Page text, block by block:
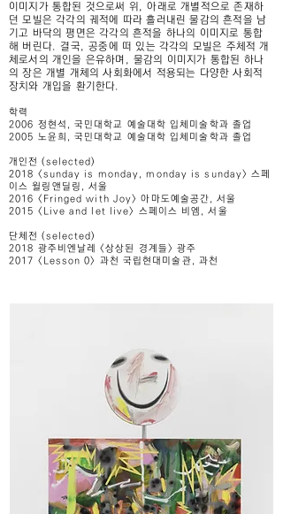
이미지가 통합된 것으로써 위, 아래로 개별적으로 존재하
던 모빌은 각각의 궤적에 따라 흘러내린 물감의 흔적을 남
기고 바닥의 평면은 각각의 흔적을 하나의 이미지로 통합
해 버린다. 결국, 공중에 떠 있는 각각의 모빌은 주체적 개
체로서의 개인을 은유하며, 물감의 이미지가 통합된 하나
의 장은 개별 개체의 사회화에서 적용되는 다양한 사회적
장치와 개입을 환기한다.
학력
2006 정현석, 국민대학교 예술대학 입체미술학과 졸업
2005 노윤희, 국민대학교 예술대학 입체미술학과 졸업
개인전 (selected)
2018 <sunday is monday, monday is sunday> 스페
이스 윌링앤딜링, 서울
2016 <Fringed with Joy> 아마도예술공간, 서울
2015 <Live and let live> 스페이스 비엠, 서울
단체전 (selected)
2018 광주비엔날레 <상상된 경계들> 광주
2017 <Lesson 0> 과천 국립현대미술관, 과천